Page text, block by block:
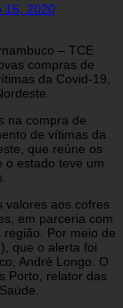
16, 2020
– TCE
compras de
da Covid-19,
na compra de
de vítimas da
que reúne os
o estado teve um
valores aos cofres
em parceria com
Por meio de
que o alerta foi
André Longo. O
Porto, relator das